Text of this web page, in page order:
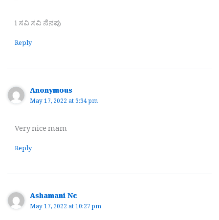
i ಸವಿ ಸವಿ ನೆನಪು
Reply
Anonymous
May 17, 2022 at 3:34 pm
Very nice mam
Reply
Ashamani Nc
May 17, 2022 at 10:27 pm